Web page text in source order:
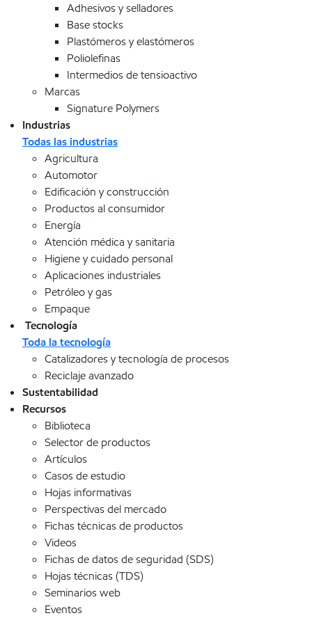
Adhesivos y selladores
Base stocks
Plastómeros y elastómeros
Poliolefinas
Intermedios de tensioactivo
Marcas
Signature Polymers
Industrias
Todas las industrias
Agricultura
Automotor
Edificación y construcción
Productos al consumidor
Energía
Atención médica y sanitaria
Higiene y cuidado personal
Aplicaciones industriales
Petróleo y gas
Empaque
Tecnología
Toda la tecnología
Catalizadores y tecnología de procesos
Reciclaje avanzado
Sustentabilidad
Recursos
Biblioteca
Selector de productos
Artículos
Casos de estudio
Hojas informativas
Perspectivas del mercado
Fichas técnicas de productos
Videos
Fichas de datos de seguridad (SDS)
Hojas técnicas (TDS)
Seminarios web
Eventos